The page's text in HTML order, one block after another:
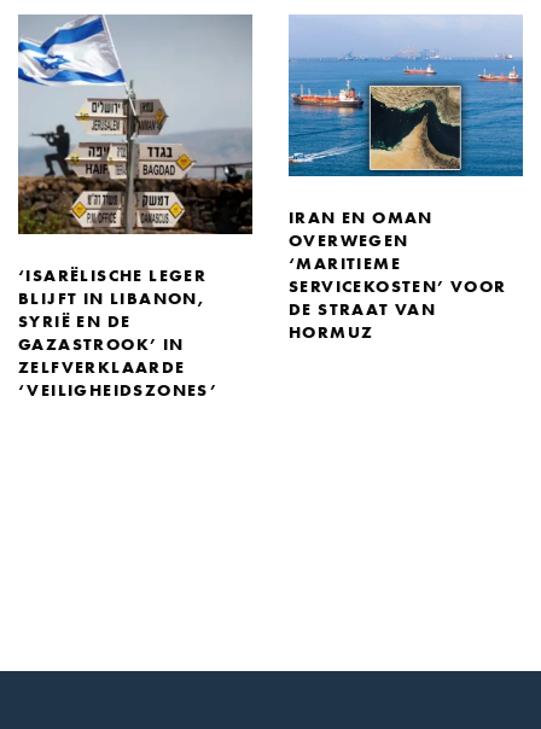
‘ISARËLISCHE LEGER
BLIJFT IN LIBANON,
SYRIË EN DE
GAZASTROOK’ IN
ZELFVERKLAARDE
‘VEILIGHEIDSZONES’
IRAN EN OMAN
OVERWEGEN
‘MARITIEME
SERVICEKOSTEN’ VOOR
DE STRAAT VAN
HORMUZ